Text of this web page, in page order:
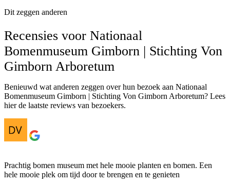
Dit zeggen anderen
Recensies voor Nationaal
Bomenmuseum Gimborn | Stichting Von
Gimborn Arboretum
Benieuwd wat anderen zeggen over hun bezoek aan Nationaal
Bomenmuseum Gimborn | Stichting Von Gimborn Arboretum? Lees
hier de laatste reviews van bezoekers.
Prachtig bomen museum met hele mooie planten en bomen. Een
hele mooie plek om tijd door te brengen en te genieten